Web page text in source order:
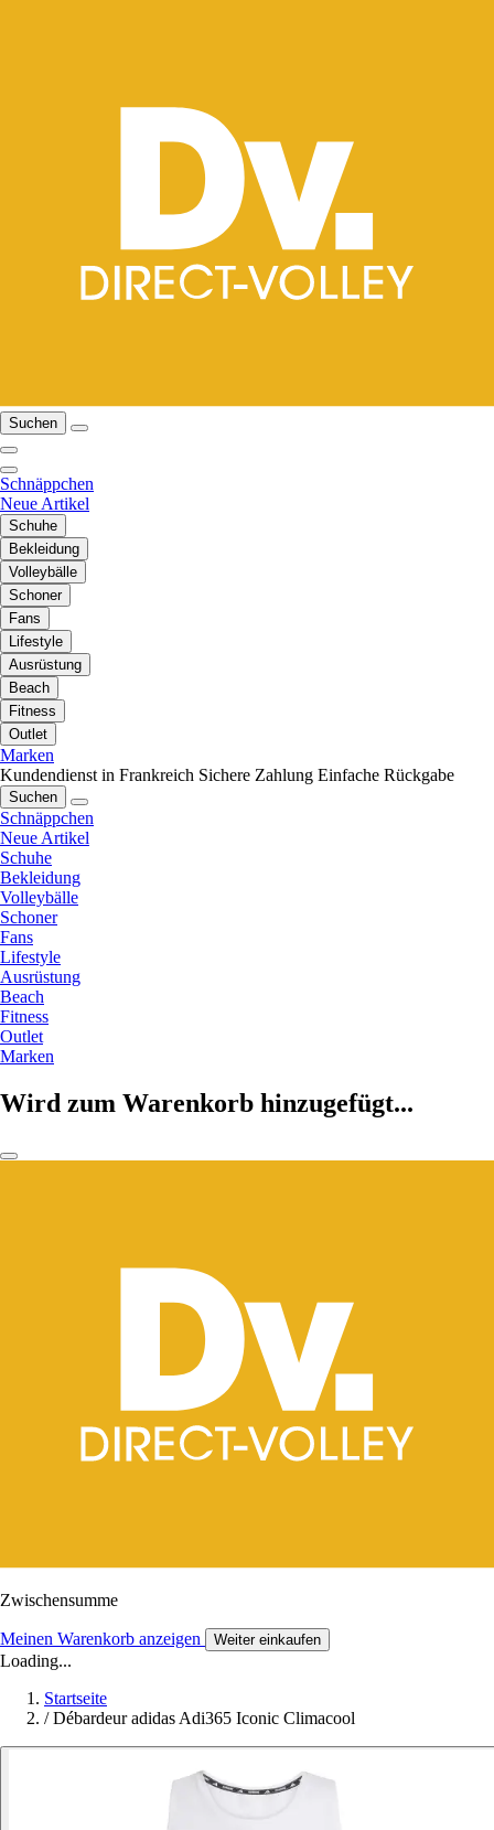
Suchen
Schnäppchen
Neue Artikel
Schuhe
Bekleidung
Volleybälle
Schoner
Fans
Lifestyle
Ausrüstung
Beach
Fitness
Outlet
Marken
Kundendienst in Frankreich Sichere Zahlung Einfache Rückgabe
Suchen
Schnäppchen
Neue Artikel
Schuhe
Bekleidung
Volleybälle
Schoner
Fans
Lifestyle
Ausrüstung
Beach
Fitness
Outlet
Marken
Wird zum Warenkorb hinzugefügt...
Zwischensumme
Meinen Warenkorb anzeigen Weiter einkaufen
Loading...
Startseite
/ Débardeur adidas Adi365 Iconic Climacool